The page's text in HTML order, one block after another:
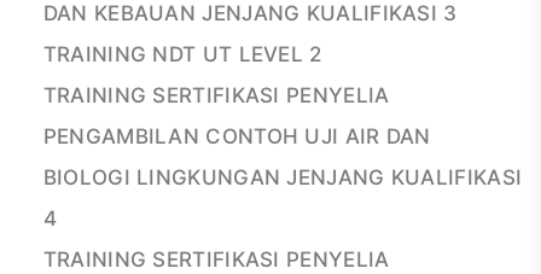
DAN KEBAUAN JENJANG KUALIFIKASI 3
TRAINING NDT UT LEVEL 2
TRAINING SERTIFIKASI PENYELIA
PENGAMBILAN CONTOH UJI AIR DAN
BIOLOGI LINGKUNGAN JENJANG KUALIFIKASI
4
TRAINING SERTIFIKASI PENYELIA